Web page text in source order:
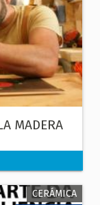
MADERA
CERÁMICA